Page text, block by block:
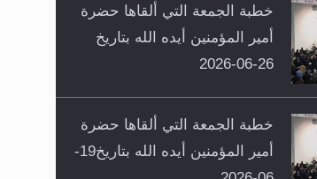
خطبة الجمعة التي ألقاها حضرة
أمير المؤمنين أيده الله بتاريخ
26-06-2026
خطبة الجمعة التي ألقاها حضرة
أمير المؤمنين أيده الله بتاريخ19-